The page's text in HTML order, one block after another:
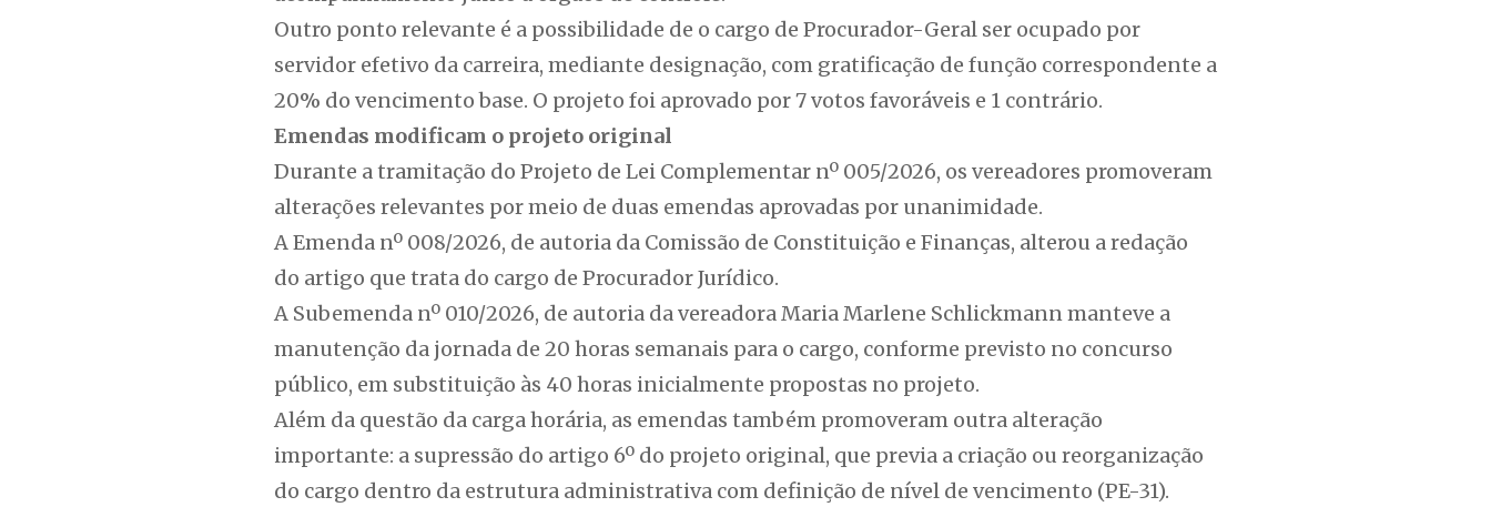
Outro ponto relevante é a possibilidade de o cargo de Procurador-Geral ser ocupado por
servidor efetivo da carreira, mediante designação, com gratificação de função correspondente a
20% do vencimento base. O projeto foi aprovado por 7 votos favoráveis e 1 contrário.
Emendas modificam o projeto original
Durante a tramitação do Projeto de Lei Complementar nº 005/2026, os vereadores promoveram
alterações relevantes por meio de duas emendas aprovadas por unanimidade.
A Emenda nº 008/2026, de autoria da Comissão de Constituição e Finanças, alterou a redação
do artigo que trata do cargo de Procurador Jurídico.
A Subemenda nº 010/2026, de autoria da vereadora Maria Marlene Schlickmann manteve a
manutenção da jornada de 20 horas semanais para o cargo, conforme previsto no concurso
público, em substituição às 40 horas inicialmente propostas no projeto.
Além da questão da carga horária, as emendas também promoveram outra alteração
importante: a supressão do artigo 6º do projeto original, que previa a criação ou reorganização
do cargo dentro da estrutura administrativa com definição de nível de vencimento (PE-31).